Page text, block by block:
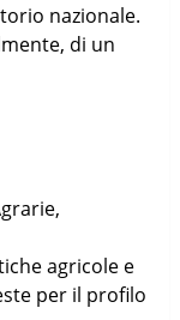
nazionale.
di un
agricole e
per il profilo